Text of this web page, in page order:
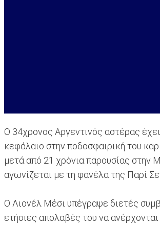
Ο 34χρονος Αργεντινός αστέρας
κεφάλαιο στην ποδοσφαιρική του
μετά από 21 χρόνια παρουσίας στην
αγωνίζεται με τη φανέλα της Παρί
Ο Λιονέλ Μέσι υπέγραψε διετές
ετήσιες απολαβές του να